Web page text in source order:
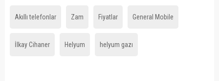
Akıllı telefonlar Zam Fiyatlar General Mobile
İlkay Cihaner Helyum helyum gazı